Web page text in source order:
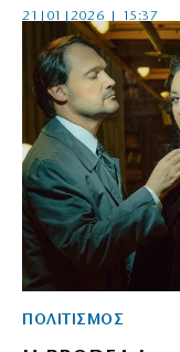
21|01|2026 | 15:37
ΠΟΛΙΤΙΣΜΟΣ